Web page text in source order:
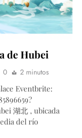
de Hubei
0
2 minutos
Eventbrite:
湖北 , ubicada
del río